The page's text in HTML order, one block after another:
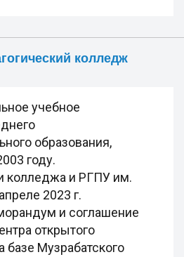
колледж
учебное
образования,
году.
колледжа и РГПУ им.
2023 г.
и соглашение
открытого
базе Музрабатского